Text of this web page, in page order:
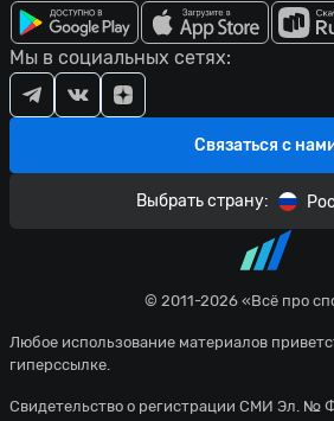
© 2011-2026 «Всё про
Любое использование материалов
гиперссылке.
Свидетельство о регистрации СМИ Эл. №
Связаться с
Мы в социальных сетях:
Выбрать страну: